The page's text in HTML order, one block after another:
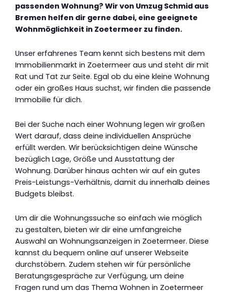
passenden Wohnung? Wir von Umzug Schmid aus
Bremen helfen dir gerne dabei, eine geeignete
Wohnmöglichkeit in Zoetermeer zu finden.
Unser erfahrenes Team kennt sich bestens mit dem
Immobilienmarkt in Zoetermeer aus und steht dir mit
Rat und Tat zur Seite. Egal ob du eine kleine Wohnung
oder ein großes Haus suchst, wir finden die passende
Immobilie für dich.
Bei der Suche nach einer Wohnung legen wir großen
Wert darauf, dass deine individuellen Ansprüche
erfüllt werden. Wir berücksichtigen deine Wünsche
bezüglich Lage, Größe und Ausstattung der
Wohnung. Darüber hinaus achten wir auf ein gutes
Preis-Leistungs-Verhältnis, damit du innerhalb deines
Budgets bleibst.
Um dir die Wohnungssuche so einfach wie möglich
zu gestalten, bieten wir dir eine umfangreiche
Auswahl an Wohnungsanzeigen in Zoetermeer. Diese
kannst du bequem online auf unserer Webseite
durchstöbern. Zudem stehen wir für persönliche
Beratungsgespräche zur Verfügung, um deine
Fragen rund um das Thema Wohnen in Zoetermeer